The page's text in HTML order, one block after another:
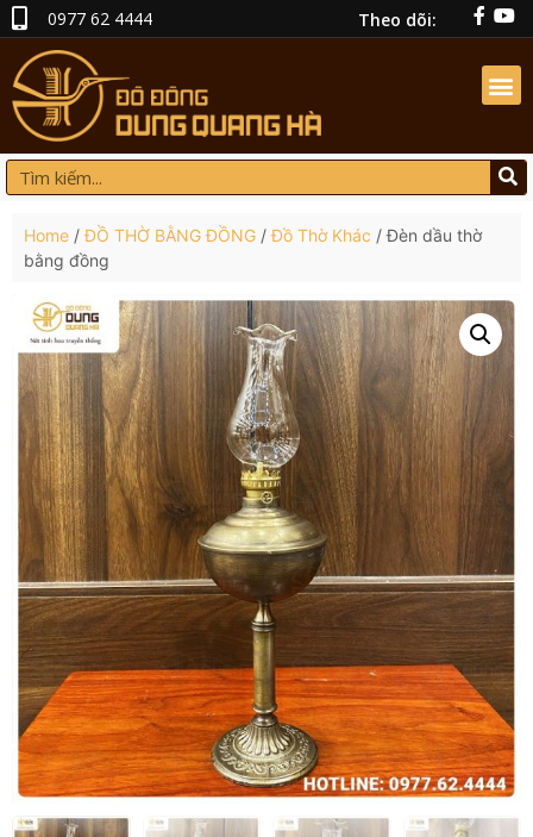
0977 62 4444 Theo dõi:
Home /ĐỒ THỜ BẰNG ĐỒNG /Đồ Thờ Khác / Đèn dầu thờ
bằng đồng